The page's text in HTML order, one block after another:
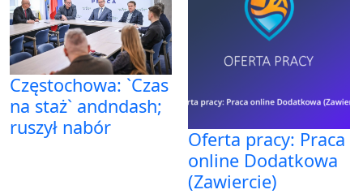
Częstochowa: `Czas
na staż` andndash;
ruszył nabór
Oferta pracy: Praca
online Dodatkowa
(Zawiercie)